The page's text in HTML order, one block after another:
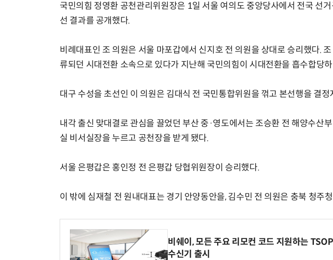
국민의힘 정영환 공천관리위원장은 1일 서울 여의도 중앙당사에서 전국 선
선 결과를 공개했다.
비례대표인 조 의원은 서울 마포갑에서 신지호 전 의원을 상대로 승리했다.
류되던 시대전환 소속으로 있다가 지난해 국민의힘이 시대전환을 흡수합당
대구 수성을 초선인 이 의원은 김대식 전 국민통합위원을 꺾고 본선행을 결정
내각 출신 맞대결로 관심을 끌었던 부산 중·영도에서는 조승환 전 해양수산
실 비서실장을 누르고 공천장을 받게 됐다.
서울 은평갑은 홍인정 전 은평갑 당협위원장이 승리했다.
이 밖에 심재철 전 원내대표는 경기 안양동안을, 김수민 전 의원은 충북 청주
비쉐이, 모든 주요 리모컨 코드 지원하는
수신기 출시